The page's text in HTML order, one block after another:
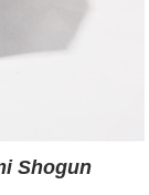
Shogun